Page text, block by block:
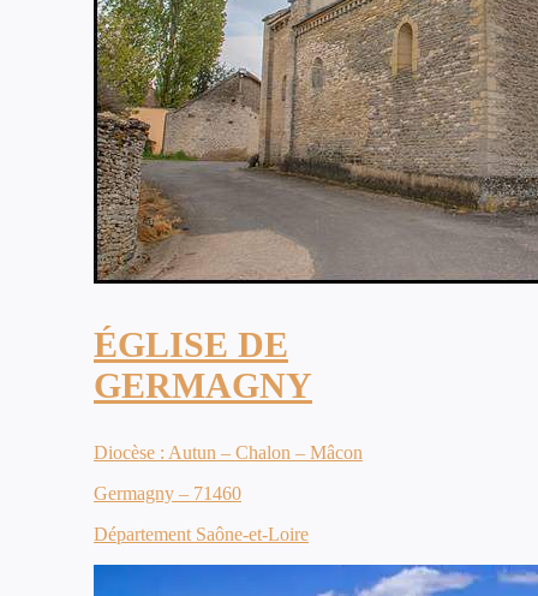
ÉGLISE DE
GERMAGNY
Diocèse : Autun – Chalon – Mâcon
Germagny – 71460
Département Saône-et-Loire